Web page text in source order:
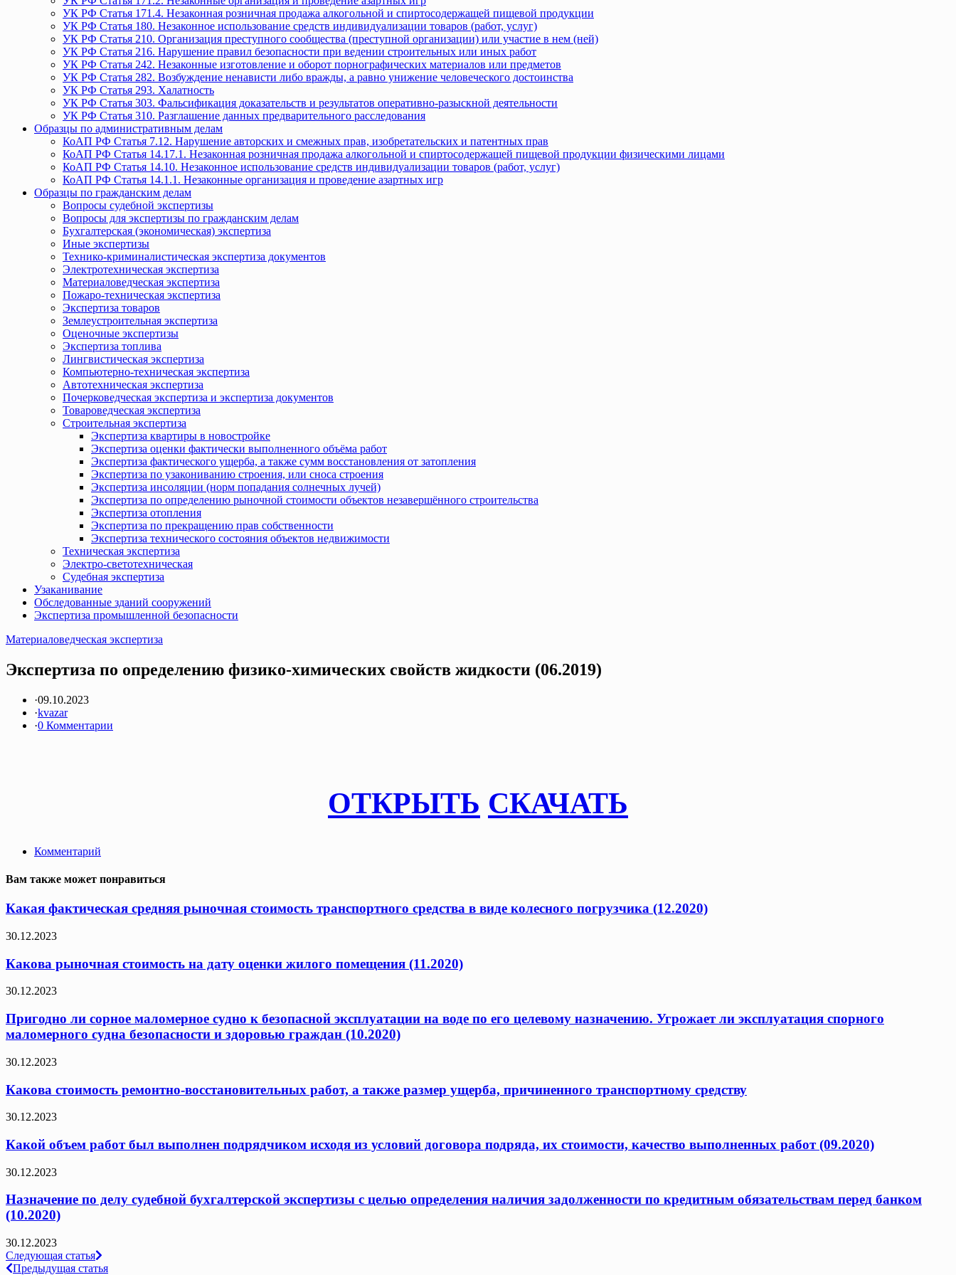
УК РФ Статья 171.4. Незаконная розничная продажа алкогольной и спиртосодержащей пищевой продукции
УК РФ Статья 180. Незаконное использование средств индивидуализации товаров (работ, услуг)
УК РФ Статья 210. Организация преступного сообщества (преступной организации) или участие в нем (ней)
УК РФ Статья 216. Нарушение правил безопасности при ведении строительных или иных работ
УК РФ Статья 242. Незаконные изготовление и оборот порнографических материалов или предметов
УК РФ Статья 282. Возбуждение ненависти либо вражды, а равно унижение человеческого достоинства
УК РФ Статья 293. Халатность
УК РФ Статья 303. Фальсификация доказательств и результатов оперативно-разыскной деятельности
УК РФ Статья 310. Разглашение данных предварительного расследования
Образцы по административным делам
КоАП РФ Статья 7.12. Нарушение авторских и смежных прав, изобретательских и патентных прав
КоАП РФ Статья 14.17.1. Незаконная розничная продажа алкогольной и спиртосодержащей пищевой продукции физическими лицами
КоАП РФ Статья 14.10. Незаконное использование средств индивидуализации товаров (работ, услуг)
КоАП РФ Статья 14.1.1. Незаконные организация и проведение азартных игр
Образцы по гражданским делам
Вопросы судебной экспертизы
Вопросы для экспертизы по гражданским делам
Бухгалтерская (экономическая) экспертиза
Иные экспертизы
Технико-криминалистическая экспертиза документов
Электротехническая экспертиза
Материаловедческая экспертиза
Пожаро-техническая экспертиза
Экспертиза товаров
Землеустроительная экспертиза
Оценочные экспертизы
Экспертиза топлива
Лингвистическая экспертиза
Компьютерно-техническая экспертиза
Автотехническая экспертиза
Почерковедческая экспертиза и экспертиза документов
Товароведческая экспертиза
Строительная экспертиза
Экспертиза квартиры в новостройке
Экспертиза оценки фактически выполненного объёма работ
Экспертиза фактического ущерба, а также сумм восстановления от затопления
Экспертиза по узакониванию строения, или сноса строения
Экспертиза инсоляции (норм попадания солнечных лучей)
Экспертиза по определению рыночной стоимости объектов незавершённого строительства
Экспертиза отопления
Экспертиза по прекращению прав собственности
Экспертиза технического состояния объектов недвижимости
Техническая экспертиза
Электро-светотехническая
Судебная экспертиза
Узаканивание
Обследованные зданий сооружений
Экспертиза промышленной безопасности
Материаловедческая экспертиза
Экспертиза по определению физико-химических свойств жидкости (06.2019)
·09.10.2023
·kvazar
·0 Комментарии
ОТКРЫТЬ СКАЧАТЬ
Комментарий
Вам также может понравиться
Какая фактическая средняя рыночная стоимость транспортного средства в виде колесного погрузчика (12.2020)
30.12.2023
Какова рыночная стоимость на дату оценки жилого помещения (11.2020)
30.12.2023
Пригодно ли сорное маломерное судно к безопасной эксплуатации на воде по его целевому назначению. Угрожает ли эксплуатация спорного
маломерного судна безопасности и здоровью граждан (10.2020)
30.12.2023
Какова стоимость ремонтно-восстановительных работ, а также размер ущерба, причиненного транспортному средству
30.12.2023
Какой объем работ был выполнен подрядчиком исходя из условий договора подряда, их стоимости, качество выполненных работ (09.2020)
30.12.2023
Назначение по делу судебной бухгалтерской экспертизы с целью определения наличия задолженности по кредитным обязательствам перед банком
(10.2020)
30.12.2023
Навигация
Следующая статья
Предыдущая статья